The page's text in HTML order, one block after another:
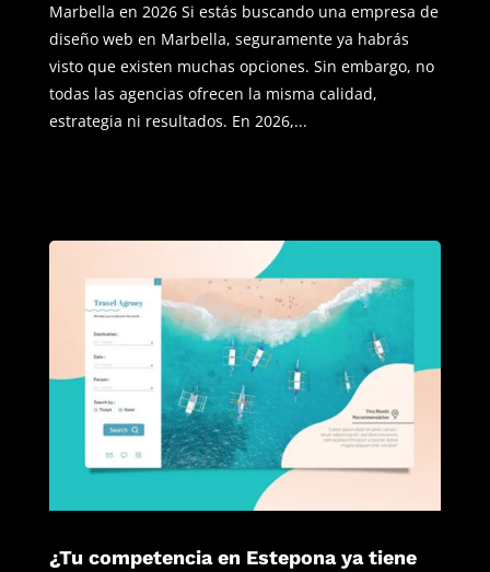
Marbella en 2026 Si estás buscando una empresa de
diseño web en Marbella, seguramente ya habrás
visto que existen muchas opciones. Sin embargo, no
todas las agencias ofrecen la misma calidad,
estrategia ni resultados. En 2026,...
¿Tu competencia en Estepona ya tiene